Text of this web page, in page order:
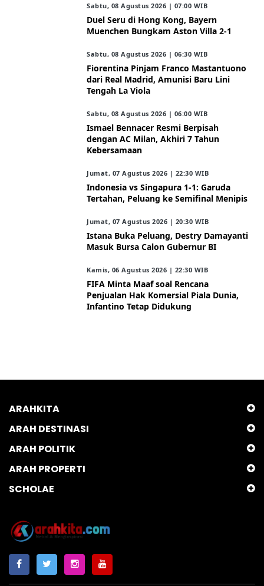
Sabtu, 08 Agustus 2026 | 07:00 WIB
Duel Seru di Hong Kong, Bayern
Muenchen Bungkam Aston Villa 2-1
Sabtu, 08 Agustus 2026 | 06:30 WIB
Fiorentina Pinjam Franco Mastantuono
dari Real Madrid, Amunisi Baru Lini
Tengah La Viola
Sabtu, 08 Agustus 2026 | 06:00 WIB
Ismael Bennacer Resmi Berpisah
dengan AC Milan, Akhiri 7 Tahun
Kebersamaan
Jumat, 07 Agustus 2026 | 22:30 WIB
Indonesia vs Singapura 1-1: Garuda
Tertahan, Peluang ke Semifinal Menipis
Jumat, 07 Agustus 2026 | 20:30 WIB
Istana Buka Peluang, Destry Damayanti
Masuk Bursa Calon Gubernur BI
Kamis, 06 Agustus 2026 | 22:30 WIB
FIFA Minta Maaf soal Rencana
Penjualan Hak Komersial Piala Dunia,
Infantino Tetap Didukung
ARAHKITA
ARAH DESTINASI
ARAH POLITIK
ARAH PROPERTI
SCHOLAE